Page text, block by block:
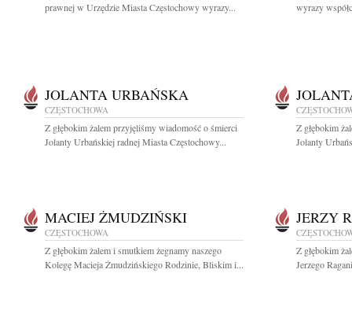
prawnej w Urzędzie Miasta Częstochowy wyrazy...
wyrazy
JOLANTA URBAŃSKA
CZĘSTOCHOWA
Z głębokim żalem przyjęliśmy wiadomość o śmierci
Jolanty Urbańskiej radnej Miasta Częstochowy...
Z głębokim
Jolanty
MACIEJ ŻMUDZIŃSKI
CZĘSTOCHOWA
Z głębokim żalem i smutkiem żegnamy naszego
Kolegę Macieja Żmudzińskiego Rodzinie, Bliskim i...
JERZY
Z głębokim
Jerzego